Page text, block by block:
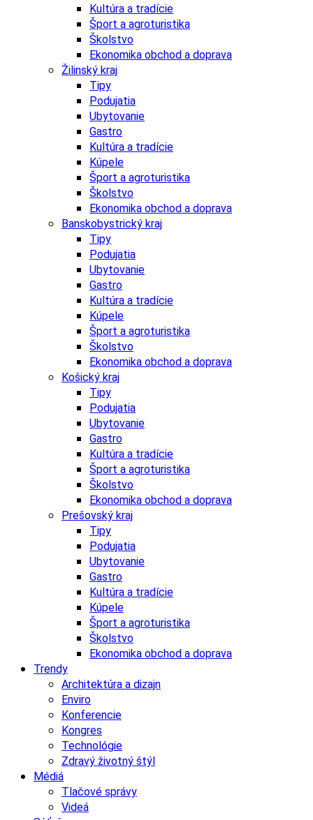
Kultúra a tradície
Šport a agroturistika
Školstvo
Ekonomika obchod a doprava
Žilinský kraj
Tipy
Podujatia
Ubytovanie
Gastro
Kultúra a tradície
Kúpele
Šport a agroturistika
Školstvo
Ekonomika obchod a doprava
Banskobystrický kraj
Tipy
Podujatia
Ubytovanie
Gastro
Kultúra a tradície
Kúpele
Šport a agroturistika
Školstvo
Ekonomika obchod a doprava
Košický kraj
Tipy
Podujatia
Ubytovanie
Gastro
Kultúra a tradície
Šport a agroturistika
Školstvo
Ekonomika obchod a doprava
Prešovský kraj
Tipy
Podujatia
Ubytovanie
Gastro
Kultúra a tradície
Kúpele
Šport a agroturistika
Školstvo
Ekonomika obchod a doprava
Trendy
Architektúra a dizajn
Enviro
Konferencie
Kongres
Technológie
Zdravý životný štýl
Médiá
Tlačové správy
Videá